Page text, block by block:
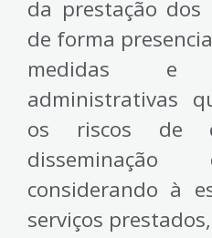
da prestação dos
de forma
medidas e
administrativas
os riscos de
disseminação
considerando à
serviços